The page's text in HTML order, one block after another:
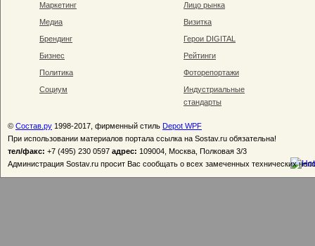
Маркетинг
Медиа
Брендинг
Бизнес
Политика
Социум
Лицо рынка
Визитка
Герои DIGITAL
Рейтинги
Фоторепортажи
Индустриальные
стандарты
© Состав.ру 1998-2017, фирменный стиль Depot WPF
При использовании материалов портала ссылка на Sostav.ru обязательна!
тел/факс: +7 (495) 230 0597 адрес: 109004, Москва, Полковая 3/3
Администрация Sostav.ru просит Вас сообщать о всех замеченных технических